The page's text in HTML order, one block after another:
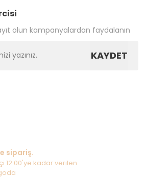
olun kampanyalardan faydalanın
KAYDET
sipariş.
12:00'ye kadar verilen